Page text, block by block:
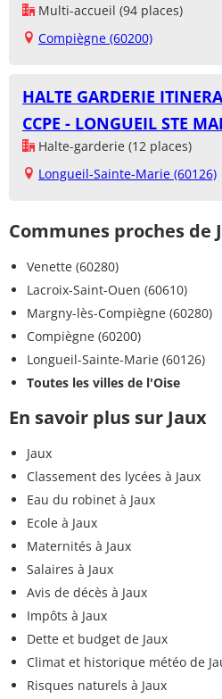
Multi-accueil (94 places)
Compiègne (60200)
HALTE GARDERIE
CCPE - LONGUEIL STE
Halte-garderie (12 places)
Longueil-Sainte-Marie (60126)
Communes proches de
Venette (60280)
Lacroix-Saint-Ouen (60610)
Margny-lès-Compiègne (60280)
Compiègne (60200)
Longueil-Sainte-Marie (60126)
Toutes les villes de l'Oise
En savoir plus sur Jaux
Jaux
Classement des lycées à Jaux
Eau du robinet à Jaux
Ecole à Jaux
Maternités à Jaux
Salaires à Jaux
Avis de décès à Jaux
Impôts à Jaux
Dette et budget de Jaux
Climat et historique météo de
Risques naturels à Jaux